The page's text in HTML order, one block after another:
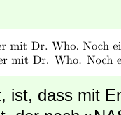
ist, dass mit